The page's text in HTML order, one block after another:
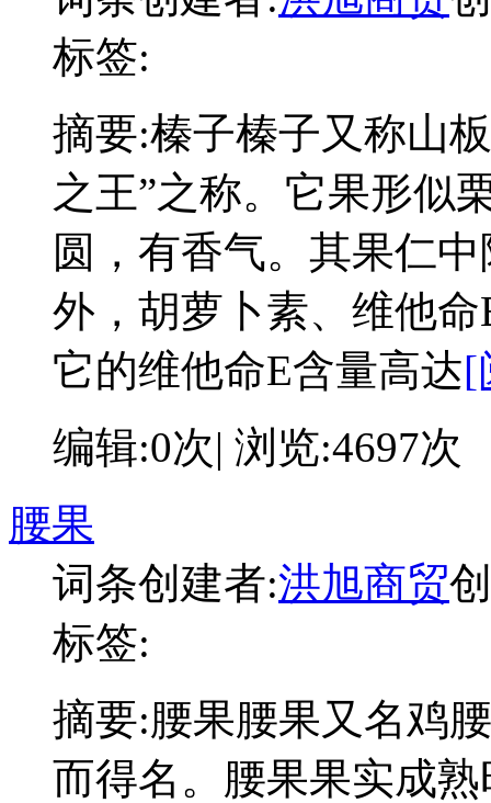
标签:
摘要:榛子榛子又称山
之王”之称。它果形似
圆，有香气。其果仁
外，胡萝卜素、维他
它的维他命E含量高达[
编辑:0次| 浏览:4697次
腰果
词条创建者:洪旭商贸
标签:
摘要:腰果腰果又名鸡
而得名。腰果果实成